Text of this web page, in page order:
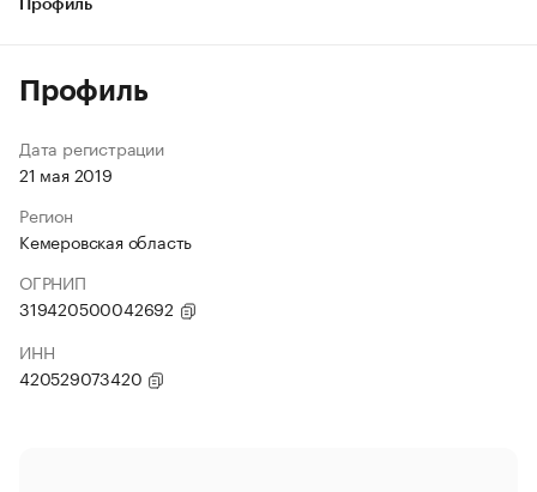
Профиль
Профиль
Дата регистрации
21 мая 2019
Регион
Кемеровская область
ОГРНИП
319420500042692
ИНН
420529073420